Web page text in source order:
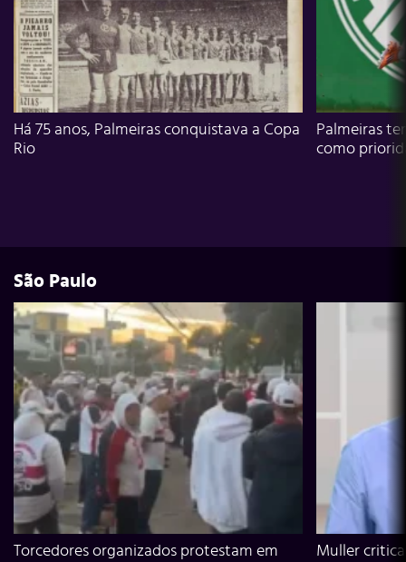
Há 75 anos, Palmeiras conquistava a Copa
Rio
Palmeiras
como
São Paulo
Torcedores organizados protestam em
Muller